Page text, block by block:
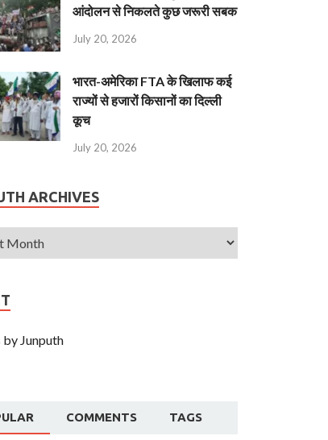
आंदोलन से निकलते कुछ जरूरी सबक
July 20, 2026
भारत-अमेरिका FTA के खिलाफ कई
राज्यों से हजारों किसानों का दिल्ली
कूच
July 20, 2026
ARCHIVES
by Junputh
COMMENTS TAGS